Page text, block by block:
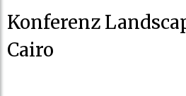
Konferenz
Cairo